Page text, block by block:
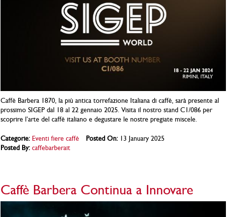
Caffè Barbera 1870, la più antica torrefazione Italiana di caffè, sarà presente al
prossimo SIGEP dal 18 al 22 gennaio 2025. Visita il nostro stand C1/086 per
scoprire l’arte del caffè italiano e degustare le nostre pregiate miscele.
Categorie: Eventi fiere caffè Posted On:13 January 2025
Posted By: caffebarberait
Caffè Barbera Continua a Innovare